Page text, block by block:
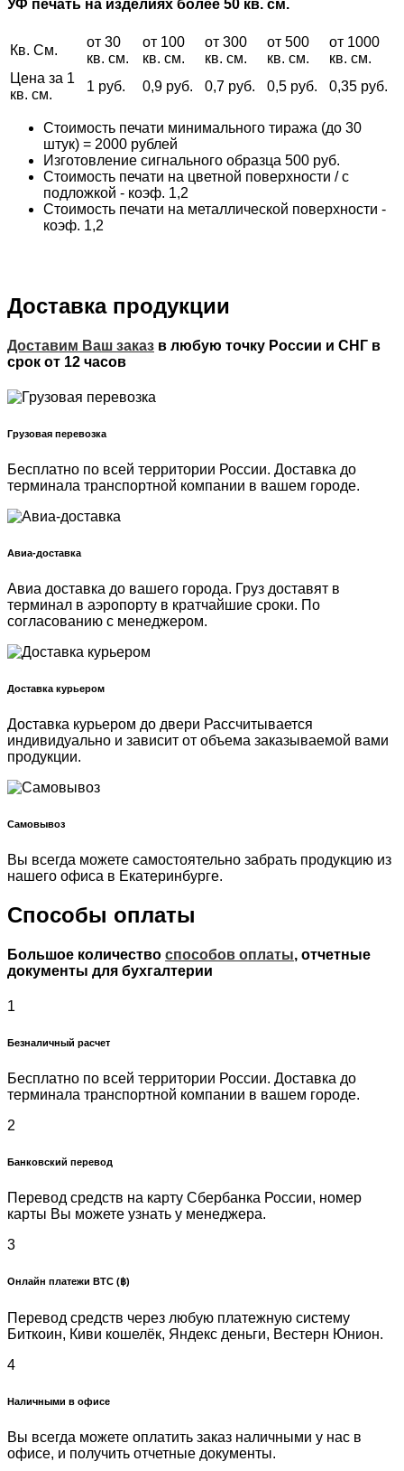
УФ печать на изделиях более 50 кв. см.
Кв. См.
от 30
кв. см.
от 100
кв. см.
от 300
кв. см.
от 500
кв. см.
от 1000
кв. см.
Цена за 1
кв. см.
1 руб. 0,9 руб. 0,7 руб. 0,5 руб. 0,35 руб.
Стоимость печати минимального тиража (до 30
штук) = 2000 рублей
Изготовление сигнального образца 500 руб.
Стоимость печати на цветной поверхности / с
подложкой - коэф. 1,2
Стоимость печати на металлической поверхности -
коэф. 1,2
Доставка продукции
Доставим Ваш заказ в любую точку России и СНГ в
срок от 12 часов
Грузовая перевозка
Бесплатно по всей территории России. Доставка до
терминала транспортной компании в вашем городе.
Авиа-доставка
Авиа доставка до вашего города. Груз доставят в
терминал в аэропорту в кратчайшие сроки. По
согласованию с менеджером.
Доставка курьером
Доставка курьером до двери Рассчитывается
индивидуально и зависит от объема заказываемой вами
продукции.
Самовывоз
Вы всегда можете самостоятельно забрать продукцию из
нашего офиса в Екатеринбурге.
Способы оплаты
Большое количество способов оплаты, отчетные
документы для бухгалтерии
1
Безналичный расчет
Бесплатно по всей территории России. Доставка до
терминала транспортной компании в вашем городе.
2
Банковский перевод
Перевод средств на карту Сбербанка России, номер
карты Вы можете узнать у менеджера.
3
Онлайн платежи BTC (฿)
Перевод средств через любую платежную систему
Биткоин, Киви кошелёк, Яндекс деньги, Вестерн Юнион.
4
Наличными в офисе
Вы всегда можете оплатить заказ наличными у нас в
офисе, и получить отчетные документы.